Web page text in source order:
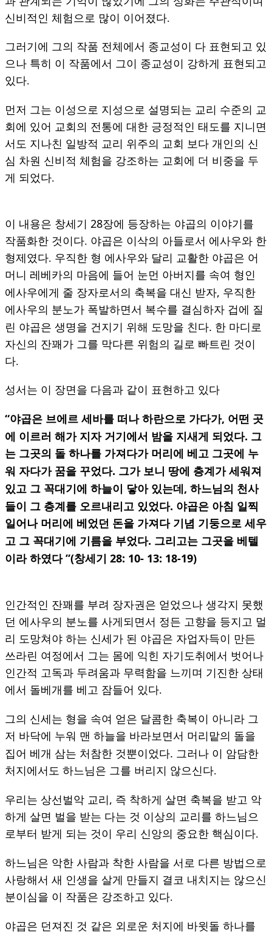
신비적인 체험으로 많이 이어졌다.
그러기에 그의 작품 전체에서 종교성이 다 표현되고 있
으나 특히 이 작품에서 그이 종교성이 강하게 표현되고
있다.
먼저 그는 이성으로 지성으로 설명되는 교리 수준의 교
회에 있어 교회의 전통에 대한 긍정적인 태도를 지니면
서도 지나친 일방적 교리 위주의 교회 보다 개인의 신
심 차원 신비적 체험을 강조하는 교회에 더 비중을 두
게 되었다.
이 내용은 창세기 28장에 등장하는 야곱의 이야기를
작품화한 것이다. 야곱은 이삭의 아들로서 에사우와 한
형제였다. 우직한 형 에사우와 달리 교활한 야곱은 어
머니 레베카의 마음에 들어 눈먼 아버지를 속여 형인
에사우에게 줄 장자로서의 축복을 대신 받자, 우직한
에사우의 분노가 폭발하면서 복수를 결심하자 겁에 질
린 야곱은 생명을 건지기 위해 도망을 친다. 한 마디로
자신의 잔꽤가 그를 막다른 위험의 길로 빠트린 것이
다.
성서는 이 장면을 다음과 같이 표현하고 있다
“야곱은 브에르 세바를 떠나 하란으로 가다가, 어떤 곳
에 이르러 해가 지자 거기에서 밤을 지새게 되었다. 그
는 그곳의 돌 하나를 가져다가 머리에 베고 그곳에 누
워 자다가 꿈을 꾸었다. 그가 보니 땅에 층계가 세워져
있고 그 꼭대기에 하늘이 닿아 있는데 , 하느님의 천사
들이 그 층계를 오르내리고 있었다. 야곱은 아침 일찍
일어나 머리에 베었던 돈을 가져다 기념 기둥으로 세우
고 그 꼭대기에 기름을 부었다. 그리고는 그곳을 베텔
이라 하였다 ”(창세기 28: 10- 13: 18-19)
인간적인 잔꽤를 부려 장자권은 얻었으나 생각지 못했
던 에사우의 분노를 사게되면서 정든 고향을 등지고 멀
리 도망쳐야 하는 신세가 된 야곱은 자업자득이 만든
쓰라린 여정에서 그는 몸에 익힌 자기도취에서 벗어나
인간적 고독과 두려움과 무력함을 느끼며 기진한 상태
에서 돌베개를 베고 잠들어 있다.
그의 신세는 형을 속여 얻은 달콤한 축복이 아니라 그
저 바닥에 누워 맨 하늘을 바라보면서 머리맡의 돌을
집어 베개 삼는 처참한 것뿐이었다. 그러나 이 암담한
처지에서도 하느님은 그를 버리지 않으신다.
우리는 상선벌악 교리 , 즉 착하게 살면 축복을 받고 악
하게 살면 벌을 받는 다는 것 이상의 교리를 하느님으
로부터 받게 되는 것이 우리 신앙의 중요한 핵심이다.
하느님은 악한 사람과 착한 사람을 서로 다른 방법으로
사랑해서 새 인생을 살게 만들지 결코 내치지는 않으신
분이심을 이 작품은 강조하고 있다.
야곱은 던져진 것 같은 외로운 처지에 바윗돌 하나를